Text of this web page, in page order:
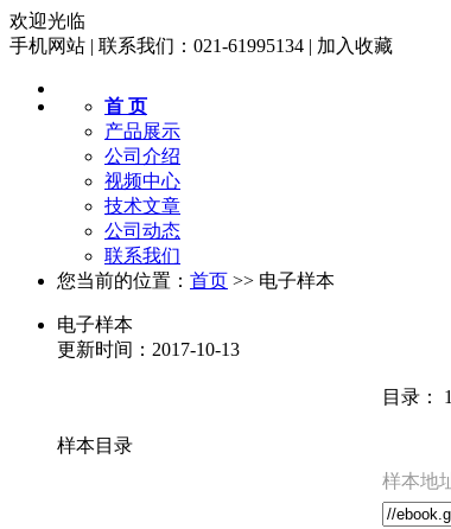
欢迎光临
手机网站 | 联系我们：021-61995134 | 加入收藏
首 页
产品展示
公司介绍
视频中心
技术文章
公司动态
联系我们
您当前的位置： 首页 >> 电子样本
电子样本
更新时间：2017-10-13
目录：
样本目录
样本地